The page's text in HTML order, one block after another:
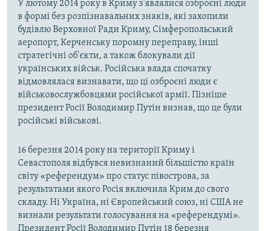
У лютому 2014 року в Криму з'являлися озброєні люди
в формі без розпізнавальних знаків, які захопили
будівлю Верховної Ради Криму, Сімферопольський
аеропорт, Керченську поромну переправу, інші
стратегічні об'єкти, а також блокували дії
українських військ. Російська влада спочатку
відмовлялася визнавати, що ці озброєні люди є
військовослужбовцями російської армії. Пізніше
президент Росії Володимир Путін визнав, що це були
російські військові.
16 березня 2014 року на території Криму і
Севастополя відбувся невизнаний більшістю країн
світу «референдум» про статус півострова, за
результатами якого Росія включила Крим до свого
складу. Ні Україна, ні Європейський союз, ні США не
визнали результати голосування на «референдумі».
Президент Росії Володимир Путін 18 березня